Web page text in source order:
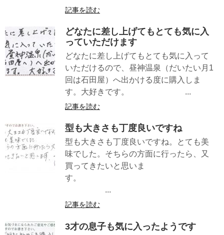
記事を読む
どなたに差し上げてもとても気に入
っていただけます
どなたに差し上げてもとても気に入って
いただけるので、昼神温泉（だいたい月1
回は石田屋）へ出かける度に購入しま
す。大好きです。 ...
記事を読む
型も大きさも丁度良いですね
型も大きさも丁度良いですね。とても美
味でした。そちらの方面に行ったら、又
買ってきたいと思いま
す。
...
記事を読む
3才の息子も気に入ったようです